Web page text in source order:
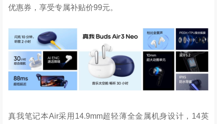
优惠券，享受专属补贴价99元。
真我笔记本Air采用14.9mm超轻薄全金属机身设计，14英